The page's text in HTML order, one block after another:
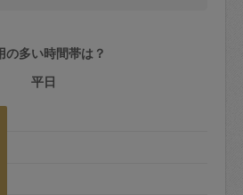
ャンセルする場合、毎週定
で隔週定期は月1回までキャ
生しません。それ以上はキ
の多い時間帯は？
平日